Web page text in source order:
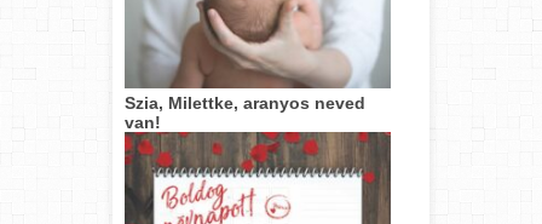
Szia, Milettke, aranyos neved
van!